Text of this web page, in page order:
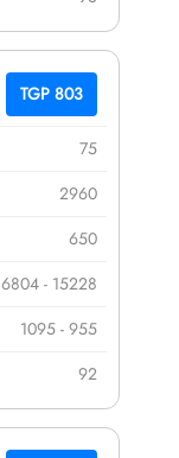
TGP 803
75
2960
650
6804 - 15228
1095 - 955
92